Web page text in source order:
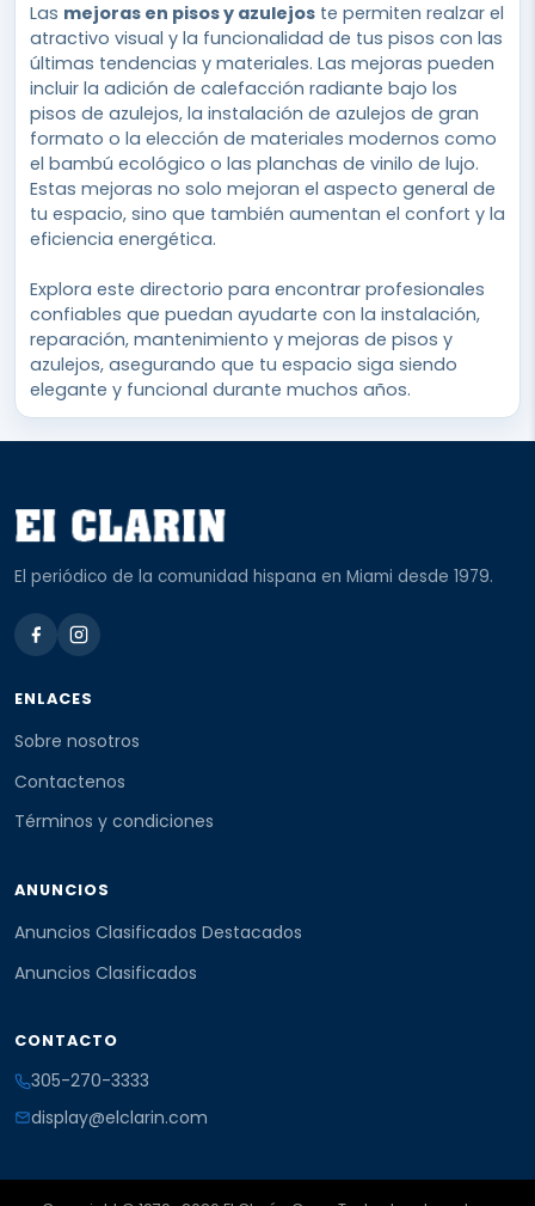
Las mejoras en pisos y azulejos te permiten realzar el
atractivo visual y la funcionalidad de tus pisos con las
últimas tendencias y materiales. Las mejoras pueden
incluir la adición de calefacción radiante bajo los
pisos de azulejos, la instalación de azulejos de gran
formato o la elección de materiales modernos como
el bambú ecológico o las planchas de vinilo de lujo.
Estas mejoras no solo mejoran el aspecto general de
tu espacio, sino que también aumentan el confort y la
eficiencia energética.
Explora este directorio para encontrar profesionales
confiables que puedan ayudarte con la instalación,
reparación, mantenimiento y mejoras de pisos y
azulejos, asegurando que tu espacio siga siendo
elegante y funcional durante muchos años.
El periódico de la comunidad hispana en Miami desde 1979.
ENLACES
Sobre nosotros
Contactenos
Términos y condiciones
ANUNCIOS
Anuncios Clasificados Destacados
Anuncios Clasificados
CONTACTO
305-270-3333
display@elclarin.com